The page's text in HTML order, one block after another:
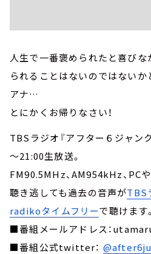
人生で一番褒められたと喜びな
られることはないのではない
アナ…
とにかくお帰りなさい！
TBSラジオ『アフター６ジャン
～21:00生放送。
FM90.5MHz、AM954kHz、PC
聴き逃しても過去の音声がTBS
radikoタイムフリーで聴けます。
■番組メールアドレス：
■番組公式twitter：